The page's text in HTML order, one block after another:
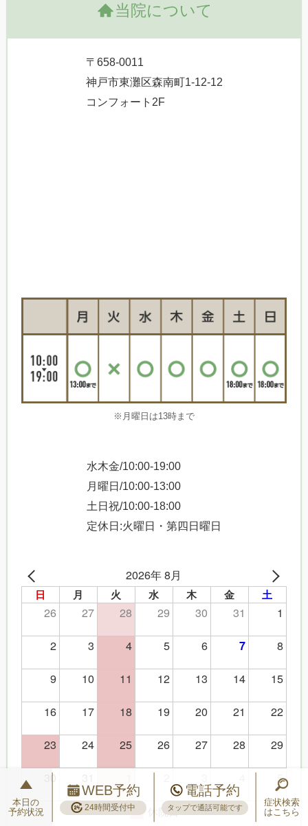
当院について
〒658-0011
神戸市東灘区森南町1-12-12
コンフォート2F
※月曜日は13時まで
水木金/10:00-19:00
月曜日/10:00-13:00
土日祝/10:00-18:00
定休日:火曜日・第四日曜日
2026年 8月
日 月 火 水 木 金 土
26 27 28 29 30 31
1
2
3 4 5 6 7
8
9
10 11 12 13 14
15
16
17 18 19 20 21
22
23
24 25 26 27 28
29
30
5
休院日
本日の
予約状況
WEB予約
24時間受付中
電話予約
タップで通話可能です
症状検索
はこちら